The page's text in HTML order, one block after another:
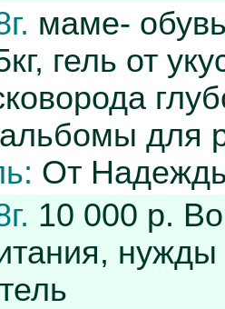
маме-
гель от
для
От
10 000 р.